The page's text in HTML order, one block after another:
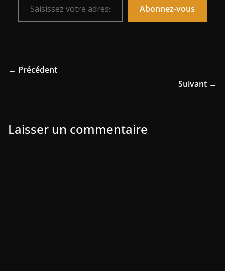
Abonnez-vous
← Précédent
Suivant →
Laisser un commentaire